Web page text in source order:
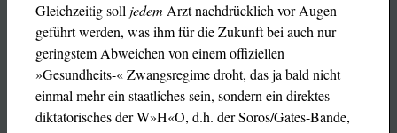
Gleichzeitig soll jedem Arzt nachdrücklich vor Augen
geführt werden, was ihm für die Zukunft bei auch nur
geringstem Abweichen von einem offiziellen
»Gesundheits-« Zwangsregime droht, das ja bald nicht
einmal mehr ein staatliches sein, sondern ein direktes
diktatorisches der W»H«O, d.h. der Soros/Gates-Bande,